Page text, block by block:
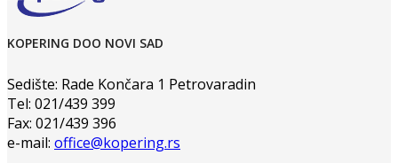
KOPERING DOO NOVI SAD
Sedište: Rade Končara 1 Petrovaradin
Tel: 021/439 399
Fax: 021/439 396
e-mail: office@kopering.rs